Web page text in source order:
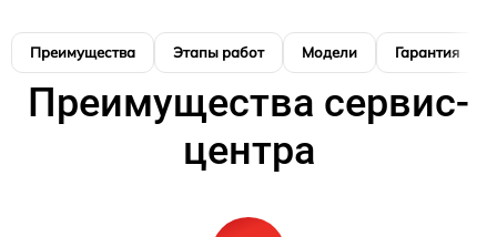
Преимущества Этапы работ Модели Гарантия
Преимущества сервис-
центра